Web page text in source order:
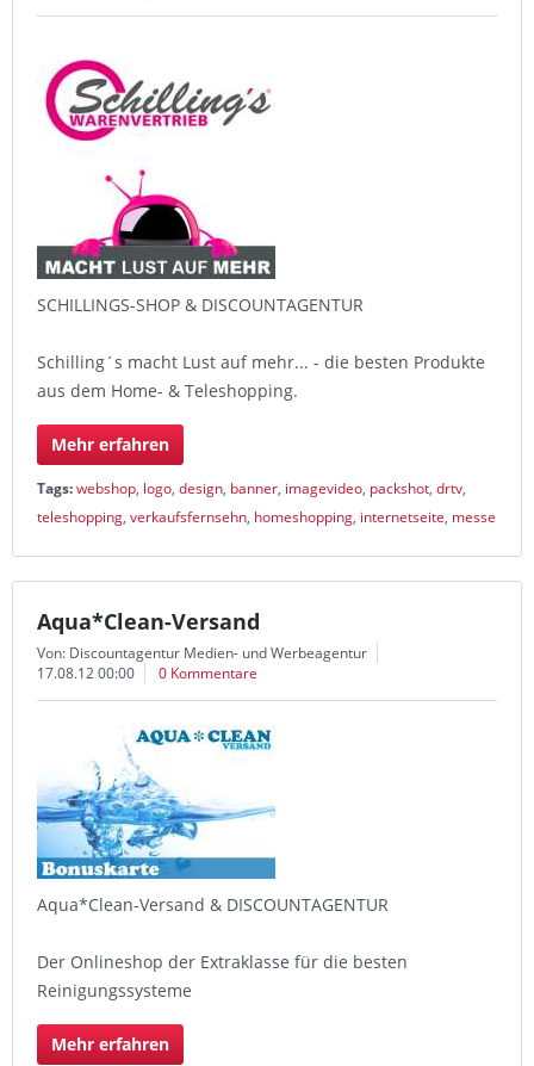
SCHILLINGS-SHOP & DISCOUNTAGENTUR
Schilling´s macht Lust auf mehr... - die besten Produkte
aus dem Home- & Teleshopping.
Mehr erfahren
Tags:webshop, logo, design, banner, imagevideo, packshot, drtv,
teleshopping, verkaufsfernsehn, homeshopping, internetseite, messe
Aqua*Clean-Versand
Von: Discountagentur Medien- und Werbeagentur
17.08.12 00:00
0 Kommentare
Aqua*Clean-Versand & DISCOUNTAGENTUR
Der Onlineshop der Extraklasse für die besten
Reinigungssysteme
Mehr erfahren